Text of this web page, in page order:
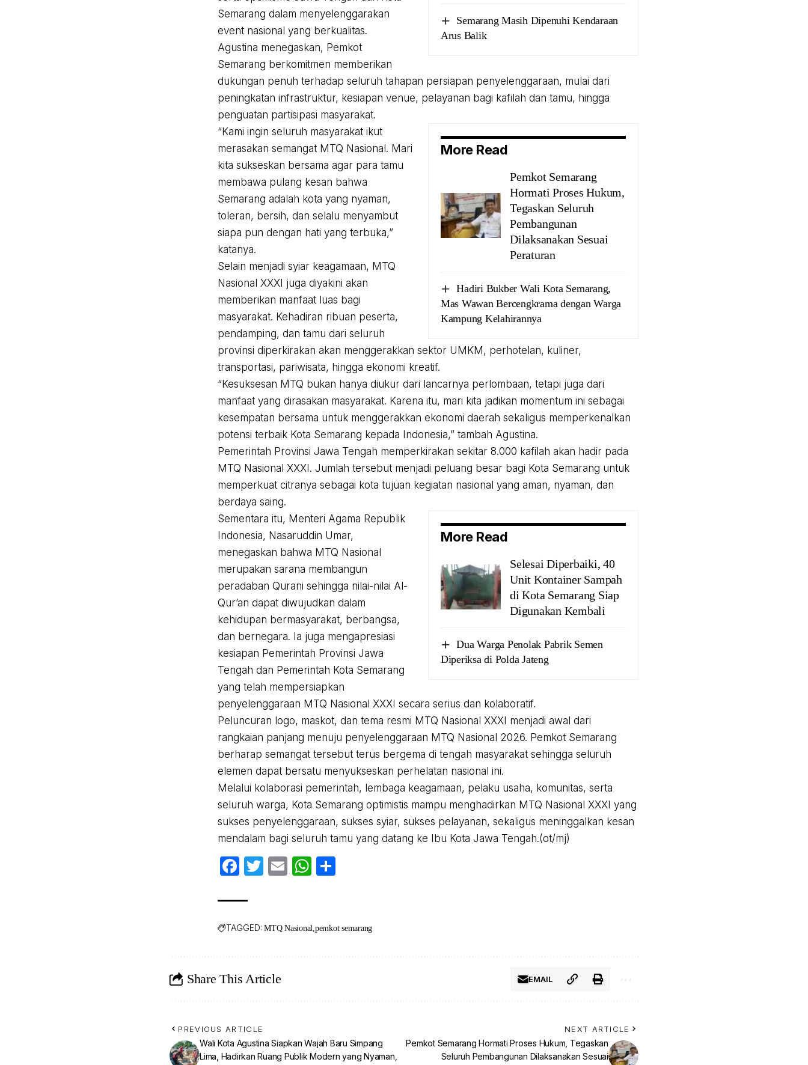
Semarang Masih Dipenuhi Kendaraan
Arus Balik
Semarang dalam menyelenggarakan
event nasional yang berkualitas.
Agustina menegaskan, Pemkot
Semarang berkomitmen memberikan
dukungan penuh terhadap seluruh tahapan persiapan penyelenggaraan, mulai dari
peningkatan infrastruktur, kesiapan venue, pelayanan bagi kafilah dan tamu, hingga
penguatan partisipasi masyarakat.
More Read
Pemkot Semarang
Hormati Proses Hukum,
Tegaskan Seluruh
Pembangunan
Dilaksanakan Sesuai
Peraturan
Hadiri Bukber Wali Kota Semarang,
Mas Wawan Bercengkrama dengan Warga
Kampung Kelahirannya
“Kami ingin seluruh masyarakat ikut
merasakan semangat MTQ Nasional. Mari
kita sukseskan bersama agar para tamu
membawa pulang kesan bahwa
Semarang adalah kota yang nyaman,
toleran, bersih, dan selalu menyambut
siapa pun dengan hati yang terbuka,”
katanya.
Selain menjadi syiar keagamaan, MTQ
Nasional XXXI juga diyakini akan
memberikan manfaat luas bagi
masyarakat. Kehadiran ribuan peserta,
pendamping, dan tamu dari seluruh
provinsi diperkirakan akan menggerakkan sektor UMKM, perhotelan, kuliner,
transportasi, pariwisata, hingga ekonomi kreatif.
“Kesuksesan MTQ bukan hanya diukur dari lancarnya perlombaan, tetapi juga dari
manfaat yang dirasakan masyarakat. Karena itu, mari kita jadikan momentum ini sebagai
kesempatan bersama untuk menggerakkan ekonomi daerah sekaligus memperkenalkan
potensi terbaik Kota Semarang kepada Indonesia,” tambah Agustina.
Pemerintah Provinsi Jawa Tengah memperkirakan sekitar 8.000 kafilah akan hadir pada
MTQ Nasional XXXI. Jumlah tersebut menjadi peluang besar bagi Kota Semarang untuk
memperkuat citranya sebagai kota tujuan kegiatan nasional yang aman, nyaman, dan
berdaya saing.
More Read
Selesai Diperbaiki, 40
Unit Kontainer Sampah
di Kota Semarang Siap
Digunakan Kembali
Dua Warga Penolak Pabrik Semen
Diperiksa di Polda Jateng
Sementara itu, Menteri Agama Republik
Indonesia, Nasaruddin Umar,
menegaskan bahwa MTQ Nasional
merupakan sarana membangun
peradaban Qurani sehingga nilai-nilai Al-
Qur’an dapat diwujudkan dalam
kehidupan bermasyarakat, berbangsa,
dan bernegara. Ia juga mengapresiasi
kesiapan Pemerintah Provinsi Jawa
Tengah dan Pemerintah Kota Semarang
yang telah mempersiapkan
penyelenggaraan MTQ Nasional XXXI secara serius dan kolaboratif.
Peluncuran logo, maskot, dan tema resmi MTQ Nasional XXXI menjadi awal dari
rangkaian panjang menuju penyelenggaraan MTQ Nasional 2026. Pemkot Semarang
berharap semangat tersebut terus bergema di tengah masyarakat sehingga seluruh
elemen dapat bersatu menyukseskan perhelatan nasional ini.
Melalui kolaborasi pemerintah, lembaga keagamaan, pelaku usaha, komunitas, serta
seluruh warga, Kota Semarang optimistis mampu menghadirkan MTQ Nasional XXXI yang
sukses penyelenggaraan, sukses syiar, sukses pelayanan, sekaligus meninggalkan kesan
mendalam bagi seluruh tamu yang datang ke Ibu Kota Jawa Tengah.(ot/mj)
Facebook
Twitter
EmailWhatsApp
TAGGED: MTQ Nasional pemkot semarang
Share This Article EMAIL
PREVIOUS ARTICLE
Wali Kota Agustina Siapkan Wajah Baru Simpang
Lima, Hadirkan Ruang Publik Modern yang Nyaman,
NEXT ARTICLE
Pemkot Semarang Hormati Proses Hukum, Tegaskan
Seluruh Pembangunan Dilaksanakan Sesuai